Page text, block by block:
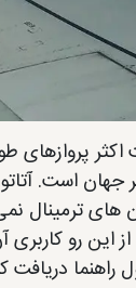
پروازهای
ترمینال
این رو کاربری
راهنما